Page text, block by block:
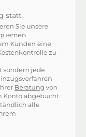
statt
Sie unsere
Kunden eine
zu
sondern jede
Beratung von
Konto abgebucht.
alle